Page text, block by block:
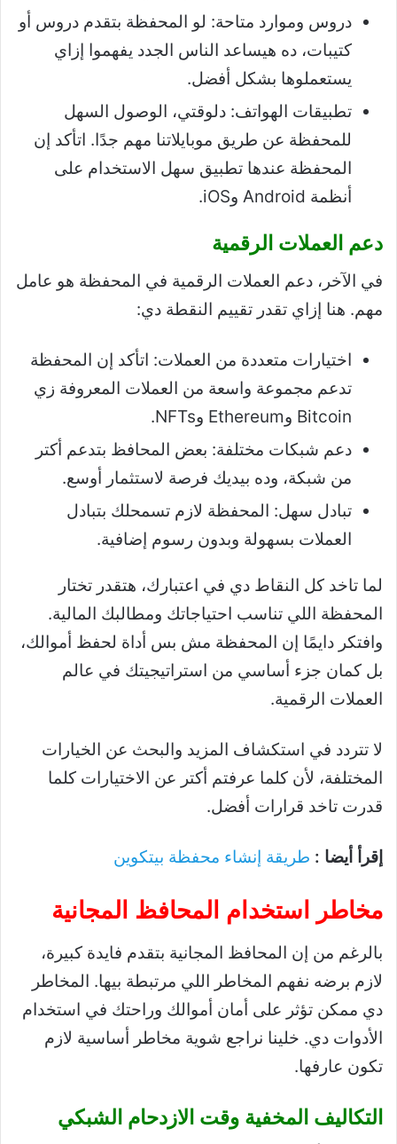
دروس وموارد متاحة: لو المحفظة بتقدم دروس أو
كتيبات، ده هيساعد الناس الجدد يفهموا إزاي
يستعملوها بشكل أفضل.
تطبيقات الهواتف: دلوقتي، الوصول السهل
للمحفظة عن طريق موبايلاتنا مهم جدًا. اتأكد إن
المحفظة عندها تطبيق سهل الاستخدام على
أنظمة Android وiOS.
دعم العملات الرقمية
في الآخر، دعم العملات الرقمية في المحفظة هو عامل
مهم. هنا إزاي تقدر تقييم النقطة دي:
اختيارات متعددة من العملات: اتأكد إن المحفظة
تدعم مجموعة واسعة من العملات المعروفة زي
Bitcoin وEthereum وNFTs.
دعم شبكات مختلفة: بعض المحافظ بتدعم أكتر
من شبكة، وده بيديك فرصة لاستثمار أوسع.
تبادل سهل: المحفظة لازم تسمحلك بتبادل
العملات بسهولة وبدون رسوم إضافية.
لما تاخد كل النقاط دي في اعتبارك، هتقدر تختار
المحفظة اللي تناسب احتياجاتك ومطالبك المالية.
وافتكر دايمًا إن المحفظة مش بس أداة لحفظ أموالك،
بل كمان جزء أساسي من استراتيجيتك في عالم
العملات الرقمية.
لا تتردد في استكشاف المزيد والبحث عن الخيارات
المختلفة، لأن كلما عرفتم أكتر عن الاختيارات كلما
قدرت تاخد قرارات أفضل.
إقرأ أيضا : طريقة إنشاء محفظة بيتكوين
مخاطر استخدام المحافظ المجانية
بالرغم من إن المحافظ المجانية بتقدم فايدة كبيرة،
لازم برضه نفهم المخاطر اللي مرتبطة بيها. المخاطر
دي ممكن تؤثر على أمان أموالك وراحتك في استخدام
الأدوات دي. خلينا نراجع شوية مخاطر أساسية لازم
تكون عارفها.
التكاليف المخفية وقت الازدحام الشبكي